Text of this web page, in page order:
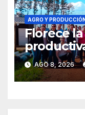
AGRO Y PRODUCCIÓN
Florece
familias
siete
AGO 8, 2026